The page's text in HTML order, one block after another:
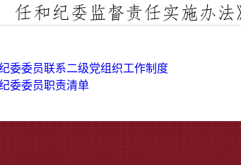
委委员联系二级党组织工作制度
委委员职责清单